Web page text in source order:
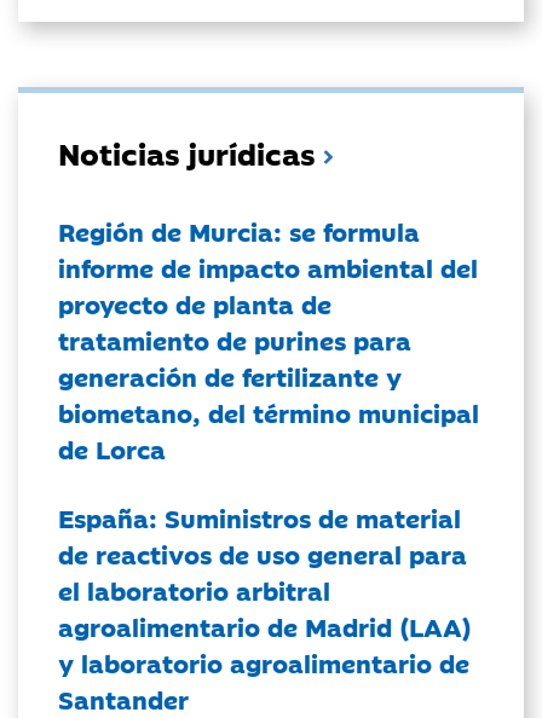
Noticias jurídicas
Región de Murcia: se formula
informe de impacto ambiental del
proyecto de planta de
tratamiento de purines para
generación de fertilizante y
biometano, del término municipal
de Lorca
España: Suministros de material
de reactivos de uso general para
el laboratorio arbitral
agroalimentario de Madrid (LAA)
y laboratorio agroalimentario de
Santander